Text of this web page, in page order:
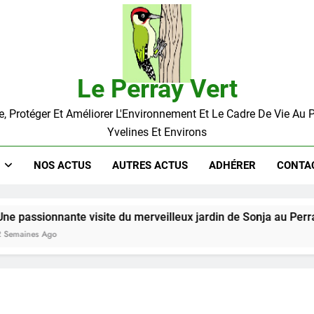
Le Perray Vert
Protéger Et Améliorer L'Environnement Et Le Cadre De Vie Au
Yvelines Et Environs
NOS ACTUS AUTRES ACTUS ADHÉRER
visite du merveilleux jardin de Sonja au Perray !
Ago